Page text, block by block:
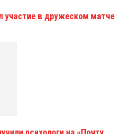
участие в дружеском матче